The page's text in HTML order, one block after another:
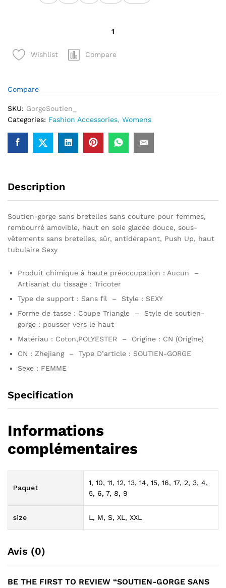
Soutien-
gorge
sans
couture
rembourré
Wishlist Compare
Compare
SKU: GorgeSoutien_
Categories: Fashion Accessories, Womens
Description
Soutien-gorge sans bretelles sans couture pour femmes,
rembourré amovible, haut en soie glacée douce, sous-
vêtements sans bretelles, sûr, antidérapant, Push Up, haut
tubulaire Sexy
Produit chimique à haute préoccupation : Aucun –
Artisanat du tissage : Tricoter
Type de support : Sans fil – Style : SEXY
Forme de tasse : Coupe Triangle – Style de soutien-
gorge : pousser vers le haut
Matériau : Coton,POLYESTER – Origine : CN (Origine)
CN : Zhejiang – Type D’article : SOUTIEN-GORGE
Sexe : FEMME
Specification
Informations
complémentaires
Paquet
1, 10, 11, 12, 13, 14, 15, 16, 17, 2, 3, 4,
5, 6, 7, 8, 9
size L, M, S, XL, XXL
Avis (0)
BE THE FIRST TO REVIEW “SOUTIEN-GORGE SANS